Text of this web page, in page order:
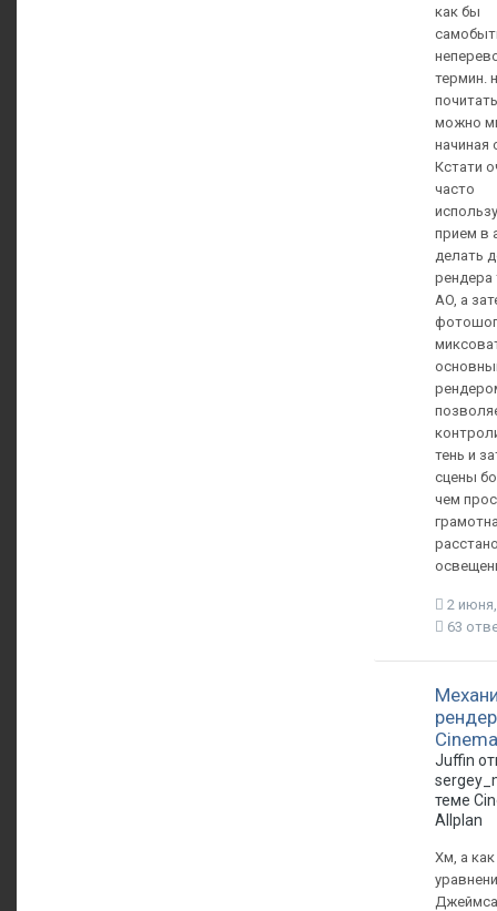
как бы
термин.
можно
начиная
Кстати
часто
прием в
делать
рендера
AO, а
тень и
сцены
чем
2
63
Juffin
теме
Allplan
Хм, а